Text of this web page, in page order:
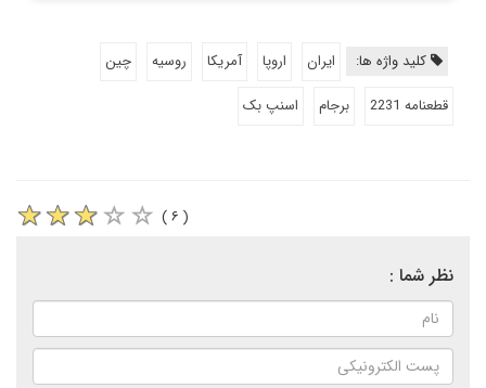
کلید واژه ها: ایران اروپا آمریکا روسیه
چین
قطعنامه 2231
برجام اسنپ بک
( ۶ )
نظر شما :